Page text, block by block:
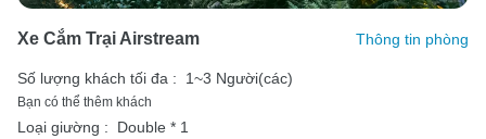
Xe Cắm Trại Airstream Thông tin phòng
Số lượng khách tối đa : 1~3 Người(các)
Bạn có thể thêm khách
Loại giường :
Double * 1